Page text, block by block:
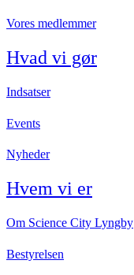
Vores medlemmer
Hvad vi gør
Indsatser
Events
Nyheder
Hvem vi er
Om Science City Lyngby
Bestyrelsen